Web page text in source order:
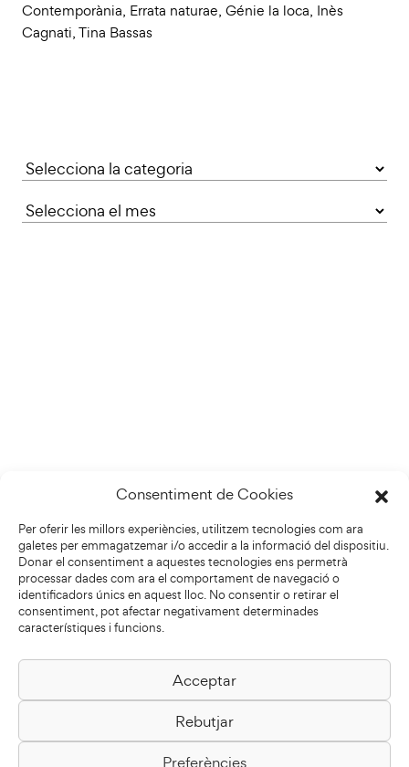
Consentiment de Cookies
Per oferir les millors experiències, utilitzem tecnologies com ara
galetes per emmagatzemar i/o accedir a la informació del dispositiu.
Donar el consentiment a aquestes tecnologies ens permetrà
processar dades com ara el comportament de navegació o
identificadors únics en aquest lloc. No consentir o retirar el
consentiment, pot afectar negativament determinades
característiques i funcions.
Acceptar
Rebutjar
Preferències
Contemporània, Errata naturae, Génie la loca, Inès
Cagnati,Tina Bassas
Categories
Biblioteca Pilarin Bayés
Passeig de la Generalitat, 1
08500 Vic